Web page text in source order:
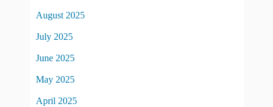
August 2025
July 2025
June 2025
May 2025
April 2025